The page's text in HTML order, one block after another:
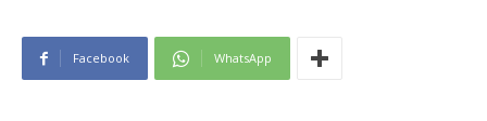
Facebook WhatsApp